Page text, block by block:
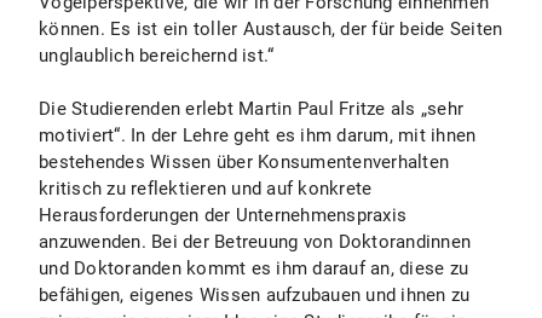
können. Es ist ein toller Austausch, der für beide Seiten
unglaublich bereichernd ist.“
Die Studierenden erlebt Martin Paul Fritze als „sehr
motiviert“. In der Lehre geht es ihm darum, mit ihnen
bestehendes Wissen über Konsumentenverhalten
kritisch zu reflektieren und auf konkrete
Herausforderungen der Unternehmenspraxis
anzuwenden. Bei der Betreuung von Doktorandinnen
und Doktoranden kommt es ihm darauf an, diese zu
befähigen, eigenes Wissen aufzubauen und ihnen zu